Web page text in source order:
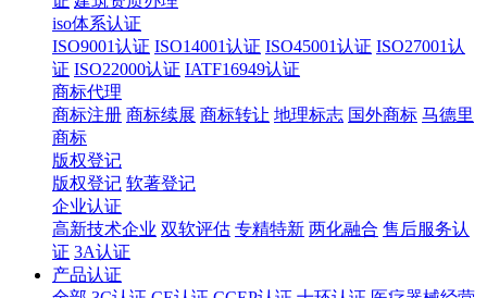
iso体系认证
ISO9001认证 ISO14001认证 ISO45001认证 ISO27001认
证 ISO22000认证 IATF16949认证
商标代理
商标注册 商标续展 商标转让 地理标志 国外商标 马德里
商标
版权登记
版权登记 软著登记
企业认证
高新技术企业 双软评估 专精特新 两化融合 售后服务认
证 3A认证
产品认证